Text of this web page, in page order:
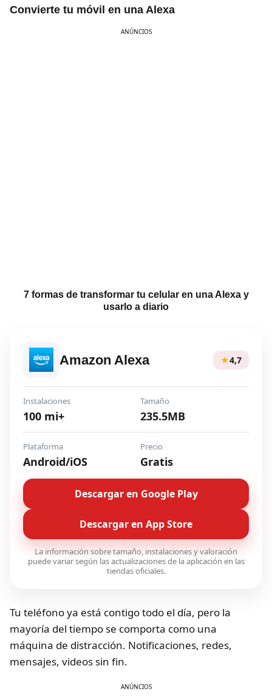
Convierte tu móvil en una Alexa
ANÚNCIOS
7 formas de transformar tu celular en una Alexa y
usarlo a diario
Amazon Alexa ★4,7
Instalaciones
100 mi+
Tamaño
235.5MB
Plataforma
Android/iOS
Precio
Gratis
Descargar en Google Play
Descargar en App Store
La información sobre tamaño, instalaciones y valoración
puede variar según las actualizaciones de la aplicación en las
tiendas oficiales.
Tu teléfono ya está contigo todo el día, pero la
mayoría del tiempo se comporta como una
máquina de distracción. Notificaciones, redes,
mensajes, videos sin fin.
ANÚNCIOS